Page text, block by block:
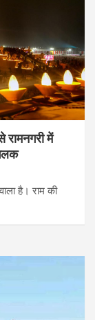
में
है। राम की